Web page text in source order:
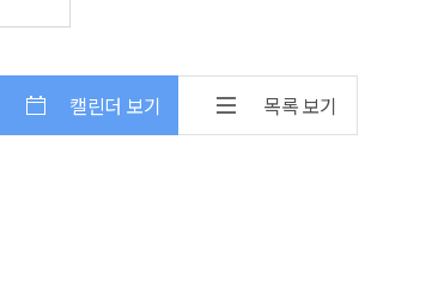
캘린더 보기 목록 보기